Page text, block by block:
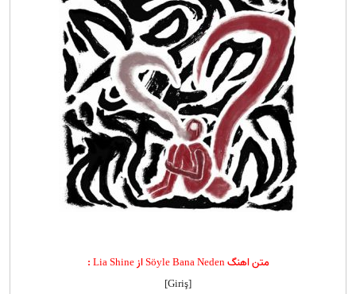
متن اهنگ Söyle Bana Neden از Lia Shine :
[Giriş]